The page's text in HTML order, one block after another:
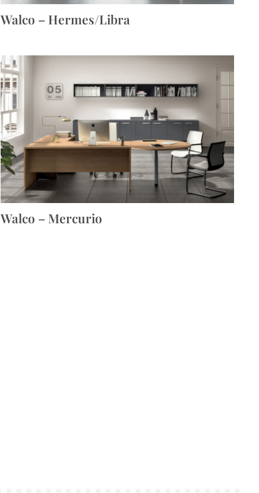
Walco – Hermes/Libra
Walco – Mercurio